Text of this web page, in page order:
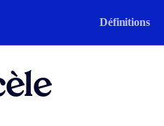
Définitions